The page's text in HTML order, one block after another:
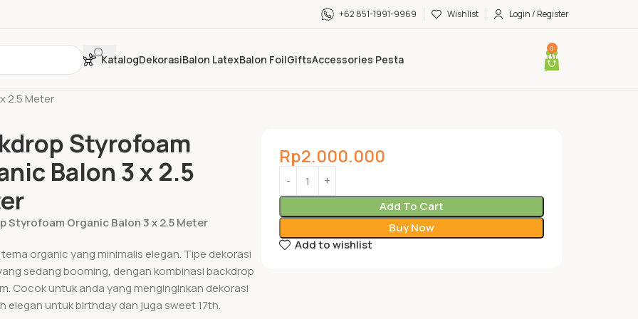
+62 851-1991-9969 Wishlist Login / Register
KatalogDekorasiBalon LatexBalon FoilGiftsAccessories Pesta
0
2.5 Meter
Styrofoam
Balon 3 x 2.5
Styrofoam Organic Balon 3 x 2.5 Meter
organic yang minimalis elegan. Tipe dekorasi
sedang booming, dengan kombinasi backdrop
Cocok untuk anda yang menginginkan dekorasi
elegan untuk birthday dan juga sweet 17th.
Rp2.000.000
Add To Cart
Buy Now
Add to wishlist